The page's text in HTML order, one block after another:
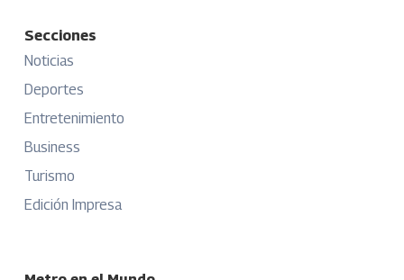
Secciones
Noticias
Deportes
Entretenimiento
Business
Turismo
Edición Impresa